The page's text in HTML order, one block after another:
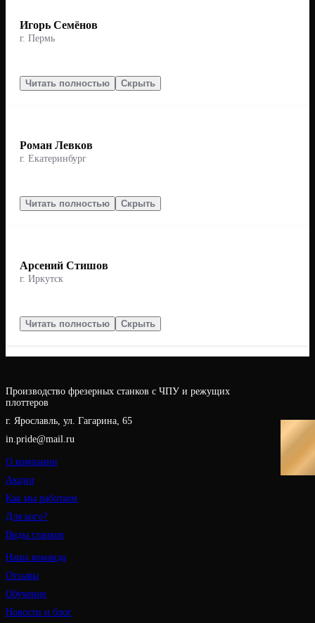
Игорь Семёнов
г. Пермь
Читать полностью Скрыть
Роман Левков
г. Екатеринбург
Читать полностью Скрыть
Арсений Стишов
г. Иркутск
Читать полностью Скрыть
Производство фрезерных станков с ЧПУ и режущих
плоттеров
г. Ярославль, ул. Гагарина, 65
in.pride@mail.ru
О компании
Акции
Как мы работаем
Для кого?
Виды станков
Наша команда
Отзывы
Обучение
Новости и блог